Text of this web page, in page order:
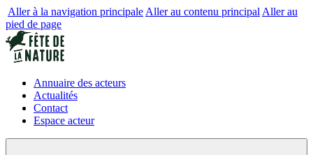
Aller à la navigation principale Aller au contenu principal Aller au
pied de page
Annuaire des acteurs
Actualités
Contact
Espace acteur